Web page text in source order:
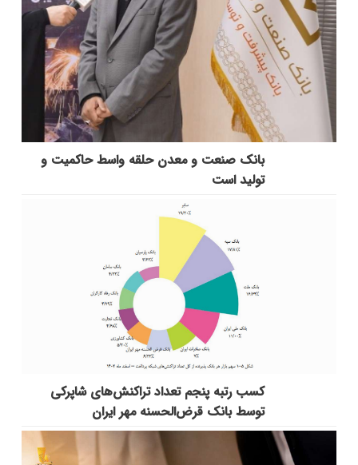
بانك صنعت و معدن حلقه واسط حاكمیت و
تولید است
کسب رتبه پنجم تعداد تراکنش‌های شاپرکی
توسط بانک قرض‌الحسنه مهر ایران